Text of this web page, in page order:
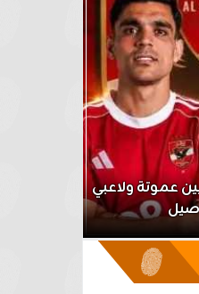
عموتة ولاعبي